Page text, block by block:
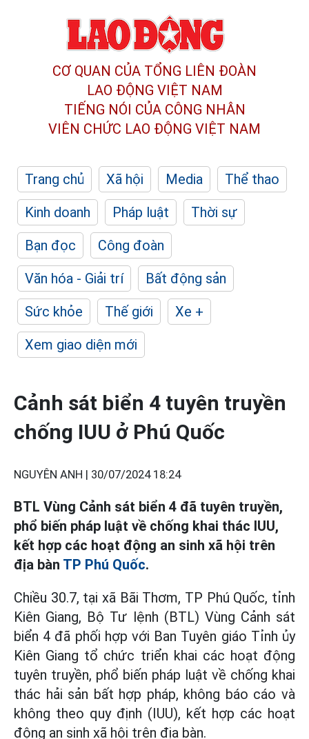
CƠ QUAN CỦA TỔNG LIÊN ĐOÀN
LAO ĐỘNG VIỆT NAM
TIẾNG NÓI CỦA CÔNG NHÂN
VIÊN CHỨC LAO ĐỘNG VIỆT NAM
Trang chủ Xã hội Media
Thể thao
Kinh doanh
Pháp luật
Thời sự
Bạn đọc
Công đoàn
Văn hóa - Giải trí
Bất động sản
Sức khỏe
Thế giới
Xe +
Xem giao diện mới
Cảnh sát biển 4 tuyên truyền
chống IUU ở Phú Quốc
NGUYÊN ANH | 30/07/2024 18:24
BTL Vùng Cảnh sát biển 4 đã tuyên truyền,
phổ biến pháp luật về chống khai thác IUU,
kết hợp các hoạt động an sinh xã hội trên
địa bàn TP Phú Quốc.
Chiều 30.7, tại xã Bãi Thơm, TP Phú Quốc, tỉnh
Kiên Giang, Bộ Tư lệnh (BTL) Vùng Cảnh sát
biển 4 đã phối hợp với Ban Tuyên giáo Tỉnh ủy
Kiên Giang tổ chức triển khai các hoạt động
tuyên truyền, phổ biến pháp luật về chống khai
thác hải sản bất hợp pháp, không báo cáo và
không theo quy định (IUU), kết hợp các hoạt
động an sinh xã hội trên địa bàn.